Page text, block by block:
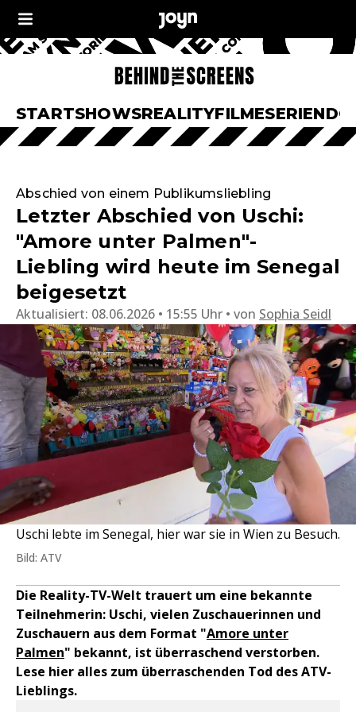
STARTSHOWSREALITYFILMESERIEN
Abschied von einem Publikumsliebling
Letzter Abschied von Uschi:
"Amore unter Palmen"-
Liebling wird heute im Senegal
beigesetzt
Aktualisiert: 08.06.2026 • 15:55 Uhr von Sophia Seidl
Uschi lebte im Senegal, hier war sie in Wien zu Besuch.
Bild: ATV
Die Reality-TV-Welt trauert um eine bekannte
Teilnehmerin: Uschi, vielen Zuschauerinnen und
Zuschauern aus dem Format "Amore unter
Palmen" bekannt, ist überraschend verstorben.
Lese hier alles zum überraschenden Tod des ATV-
Lieblings.